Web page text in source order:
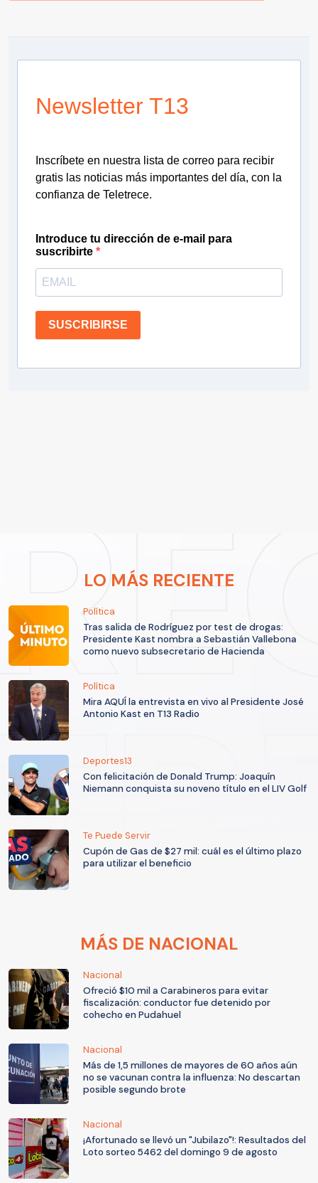
Newsletter T13
Inscríbete en nuestra lista de correo para recibir
gratis las noticias más importantes del día, con la
confianza de Teletrece.
Introduce tu dirección de e-mail para
suscribirte
SUSCRIBIRSE
LO MÁS RECIENTE
Política
Tras salida de Rodríguez por test de drogas:
Presidente Kast nombra a Sebastián Vallebona
como nuevo subsecretario de Hacienda
Política
Mira AQUÍ la entrevista en vivo al Presidente José
Antonio Kast en T13 Radio
Deportes13
Con felicitación de Donald Trump: Joaquín
Niemann conquista su noveno título en el LIV Golf
Te Puede Servir
Cupón de Gas de $27 mil: cuál es el último plazo
para utilizar el beneficio
MÁS DE NACIONAL
Nacional
Ofreció $10 mil a Carabineros para evitar
fiscalización: conductor fue detenido por
cohecho en Pudahuel
Nacional
Más de 1,5 millones de mayores de 60 años aún
no se vacunan contra la influenza: No descartan
posible segundo brote
Nacional
¡Afortunado se llevó un "Jubilazo"!: Resultados del
Loto sorteo 5462 del domingo 9 de agosto